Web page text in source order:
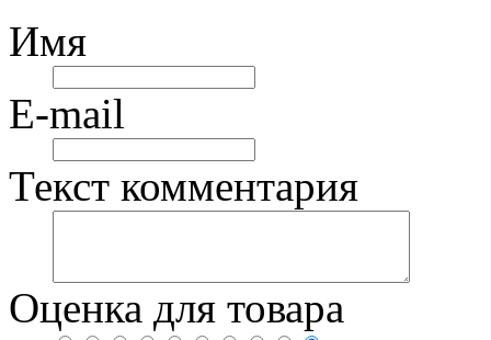
Имя
E-mail
Текст комментария
Оценка для товара